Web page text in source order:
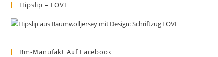
Hipslip – LOVE
Bm-Manufakt Auf Facebook